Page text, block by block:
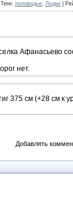
Теги: половодье, Лодки
Афанасьево
нет.
375 см (+28 см к
Добавлять